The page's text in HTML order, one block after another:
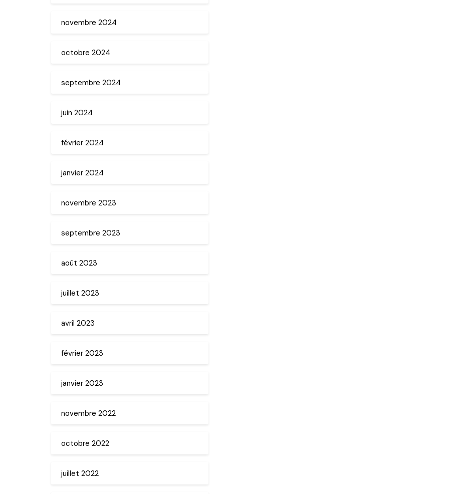
novembre 2024
octobre 2024
septembre 2024
juin 2024
février 2024
janvier 2024
novembre 2023
septembre 2023
août 2023
juillet 2023
avril 2023
février 2023
janvier 2023
novembre 2022
octobre 2022
juillet 2022